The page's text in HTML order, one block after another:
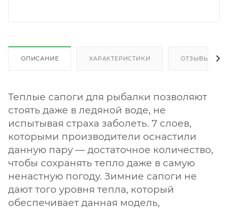
ОПИСАНИЕ ХАРАКТЕРИСТИКИ ОТЗЫВЫ
Теплые сапоги для рыбалки позволяют
стоять даже в ледяной воде, не
испытывая страха заболеть. 7 слоев,
которыми производители оснастили
данную пару — достаточное количество,
чтобы сохранять тепло даже в самую
ненастную погоду. Зимние сапоги не
дают того уровня тепла, который
обеспечивает данная модель,